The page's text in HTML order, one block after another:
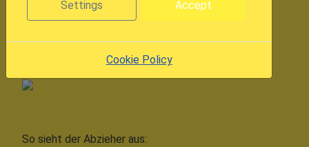
So fixiert habe ich den Stahlbügel mit der
Unterlegscheibe mit Uhu Endfest verklebt.
So sieht der Abzieher aus:
Settings Accept
Cookie Policy